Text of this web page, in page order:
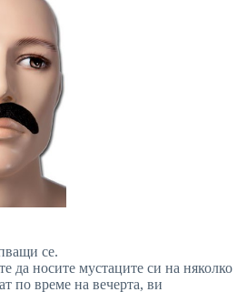
се.
да носите мустаците си на няколко
по време на вечерта, ви